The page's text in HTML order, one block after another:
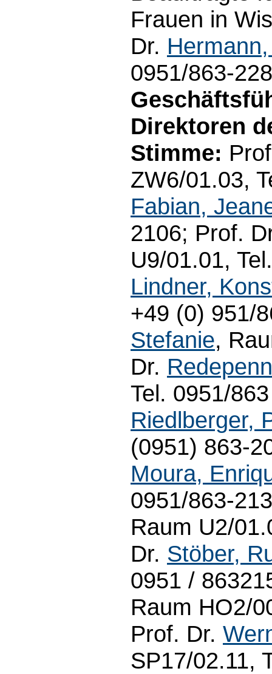
Frauen in
Dr.
0951/863-
Direktoren
Stimme:
ZW6/01.03,
Fabian,
2106; Prof.
U9/01.01,
Lindner,
+49 (0) 951/
Stefanie,
Dr.
Tel. 0951/
Riedlberger,
(0951) 863-
Moura,
0951/863-
Raum U2/
Dr. Stöber,
0951 /
Raum HO2/
Prof. Dr.
SP17/02.11,